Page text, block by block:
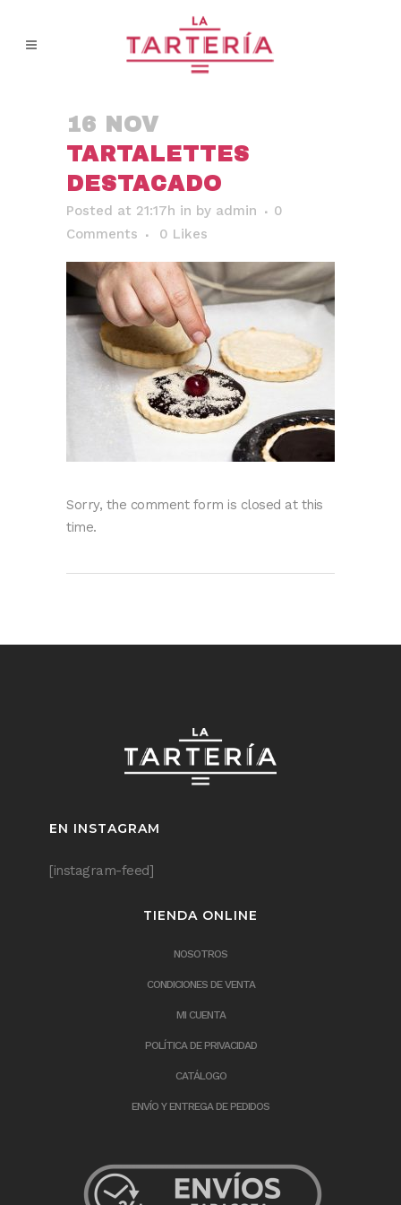
16 NOV
TARTALETTES
DESTACADO
Posted at 21:17h in by admin
0
Comments
0 Likes
Sorry, the comment form is closed at this
time.
EN INSTAGRAM
[instagram-feed]
TIENDA ONLINE
NOSOTROS
CONDICIONES DE VENTA
MI CUENTA
POLÍTICA DE PRIVACIDAD
CATÁLOGO
ENVÍO Y ENTREGA DE PEDIDOS